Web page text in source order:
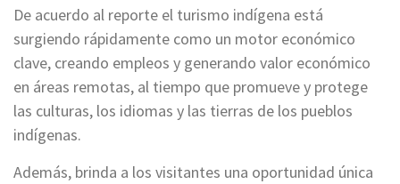
De acuerdo al reporte el turismo indígena está
surgiendo rápidamente como un motor económico
clave, creando empleos y generando valor económico
en áreas remotas, al tiempo que promueve y protege
las culturas, los idiomas y las tierras de los pueblos
indígenas.
Además, brinda a los visitantes una oportunidad única